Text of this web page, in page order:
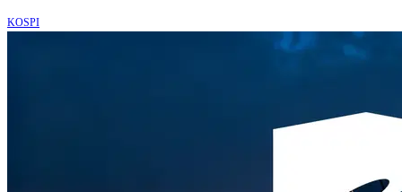
KOSPI